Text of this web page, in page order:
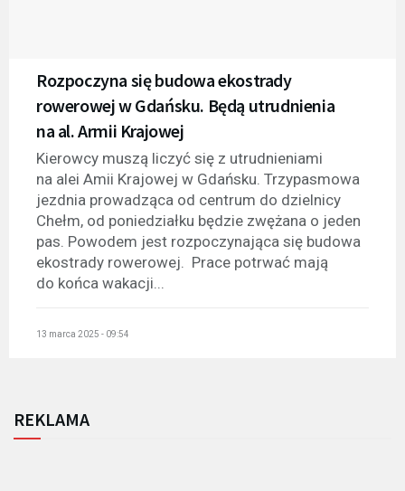
Rozpoczyna się budowa ekostrady
rowerowej w Gdańsku. Będą utrudnienia
na al. Armii Krajowej
Kierowcy muszą liczyć się z utrudnieniami
na alei Amii Krajowej w Gdańsku. Trzypasmowa
jezdnia prowadząca od centrum do dzielnicy
Chełm, od poniedziałku będzie zwężana o jeden
pas. Powodem jest rozpoczynająca się budowa
ekostrady rowerowej. Prace potrwać mają
do końca wakacji...
13 marca 2025 - 09:54
REKLAMA